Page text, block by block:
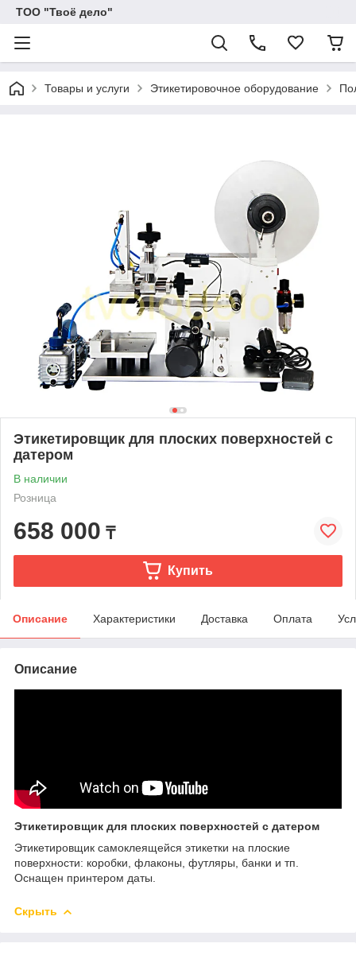
ТОО "Твоё дело"
Товары и услуги Этикетировочное оборудование
Этикетировщик для плоских поверхностей с
датером
В наличии
Розница
658 000 ₸
Купить
Описание Характеристики Доставка Оплата
Описание
Этикетировщик для плоских поверхностей с датером
Этикетировщик самоклеящейся этикетки на плоские
поверхности: коробки, флаконы, футляры, банки и тп.
Оснащен принтером даты.
Скрыть